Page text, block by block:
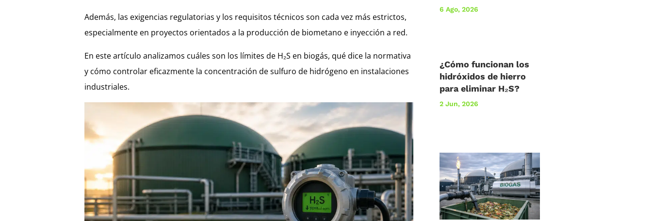
Además, las exigencias regulatorias y los requisitos técnicos son cada vez más estrictos,
especialmente en proyectos orientados a la producción de biometano e inyección a red.
En este artículo analizamos cuáles son los límites de H₂S en biogás, qué dice la normativa
y cómo controlar eficazmente la concentración de sulfuro de hidrógeno en instalaciones
industriales.
6 Ago, 2026
¿Cómo funcionan los
hidróxidos de hierro
para eliminar H₂S?
2 Jun, 2026